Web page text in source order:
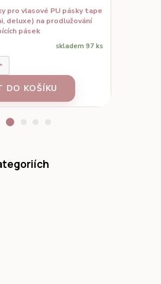
pro vlasové PU pásky tape
deluxe) na prodlužování
pásek
skladem 97 ks
DO KOŠÍKU